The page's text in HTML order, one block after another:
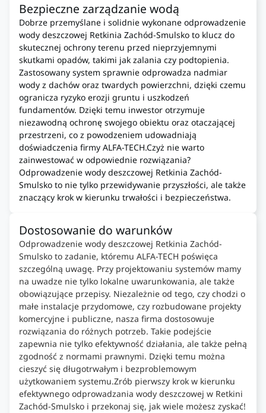
Bezpieczne zarządzanie wodą
Dobrze przemyślane i solidnie wykonane odprowadzenie
wody deszczowej Retkinia Zachód-Smulsko to klucz do
skutecznej ochrony terenu przed nieprzyjemnymi
skutkami opadów, takimi jak zalania czy podtopienia.
Zastosowany system sprawnie odprowadza nadmiar
wody z dachów oraz twardych powierzchni, dzięki czemu
ogranicza ryzyko erozji gruntu i uszkodzeń
fundamentów. Dzięki temu inwestor otrzymuje
niezawodną ochronę swojego obiektu oraz otaczającej
przestrzeni, co z powodzeniem udowadniają
doświadczenia firmy ALFA-TECH.Czyż nie warto
zainwestować w odpowiednie rozwiązania?
Odprowadzenie wody deszczowej Retkinia Zachód-
Smulsko to nie tylko przewidywanie przyszłości, ale także
znaczący krok w kierunku trwałości i bezpieczeństwa.
Dostosowanie do warunków
Odprowadzenie wody deszczowej Retkinia Zachód-
Smulsko to zadanie, któremu ALFA-TECH poświęca
szczególną uwagę. Przy projektowaniu systemów mamy
na uwadze nie tylko lokalne uwarunkowania, ale także
obowiązujące przepisy. Niezależnie od tego, czy chodzi o
małe instalacje przydomowe, czy rozbudowane projekty
komercyjne i publiczne, nasza firma dostosowuje
rozwiązania do różnych potrzeb. Takie podejście
zapewnia nie tylko efektywność działania, ale także pełną
zgodność z normami prawnymi. Dzięki temu można
cieszyć się długotrwałym i bezproblemowym
użytkowaniem systemu.Zrób pierwszy krok w kierunku
efektywnego odprowadzania wody deszczowej w Retkini
Zachód-Smulsko i przekonaj się, jak wiele możesz zyskać!